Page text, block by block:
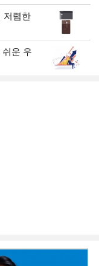
저렴한
운 우